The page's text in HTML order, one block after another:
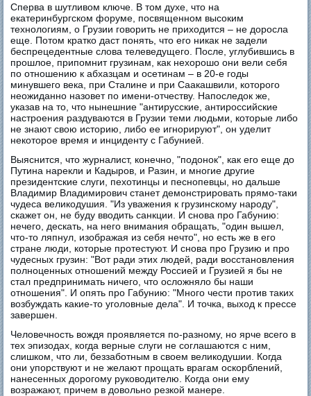
Сперва в шутливом ключе. В том духе, что на
екатеринбургском форуме, посвященном высоким
технологиям, о Грузии говорить не приходится – не доросла
еще. Потом кратко даст понять, что его никак не задели
беспрецедентные слова телеведущего. После, углубившись в
прошлое, припомнит грузинам, как нехорошо они вели себя
по отношению к абхазцам и осетинам – в 20-е годы
минувшего века, при Сталине и при Саакашвили, которого
неожиданно назовет по имени-отчеству. Напоследок же,
указав на то, что нынешние "антирусские, антироссийские
настроения раздуваются в Грузии теми людьми, которые либо
не знают свою историю, либо ее игнорируют", он уделит
некоторое время и инциденту с Габунией.
Выяснится, что журналист, конечно, "подонок", как его еще до
Путина нарекли и Кадыров, и Разин, и многие другие
президентские слуги, пехотинцы и песнопевцы, но дальше
Владимир Владимирович станет демонстрировать прямо-таки
чудеса великодушия. "Из уважения к грузинскому народу",
скажет он, не буду вводить санкции. И снова про Габунию:
нечего, дескать, на него внимания обращать, "один вышел,
что-то ляпнул, изображая из себя нечто", но есть же в его
стране люди, которые протестуют. И снова про Грузию и про
чудесных грузин: "Вот ради этих людей, ради восстановления
полноценных отношений между Россией и Грузией я бы не
стал предпринимать ничего, что осложняло бы наши
отношения". И опять про Габунию: "Много чести против таких
возбуждать какие-то уголовные дела". И точка, выход к прессе
завершен.
Человечность вождя проявляется по-разному, но ярче всего в
тех эпизодах, когда верные слуги не соглашаются с ним,
слишком, что ли, беззаботным в своем великодушии. Когда
они упорствуют и не желают прощать врагам оскорблений,
нанесенных дорогому руководителю. Когда они ему
возражают, причем в довольно резкой манере.